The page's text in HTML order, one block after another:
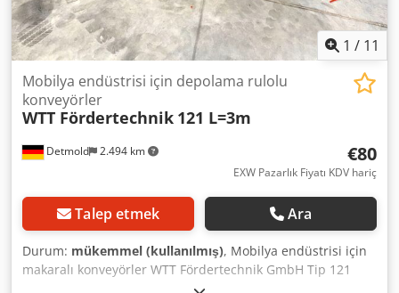
1 / 11
Detmold 2.494 km
Mobilya endüstrisi için depolama rulolu
konveyörler
WTT Fördertechnik 121 L=3m
€80
EXW Pazarlık Fiyatı KDV hariç
Talep etmek Ara
Durum: mükemmel (kullanılmış), Mobilya endüstrisi için
makaralı konveyörler WTT Fördertechnik GmbH Tip 121
Dsdpfx Aswwmitjiyeck 750 adet komple makaralı konveyör,